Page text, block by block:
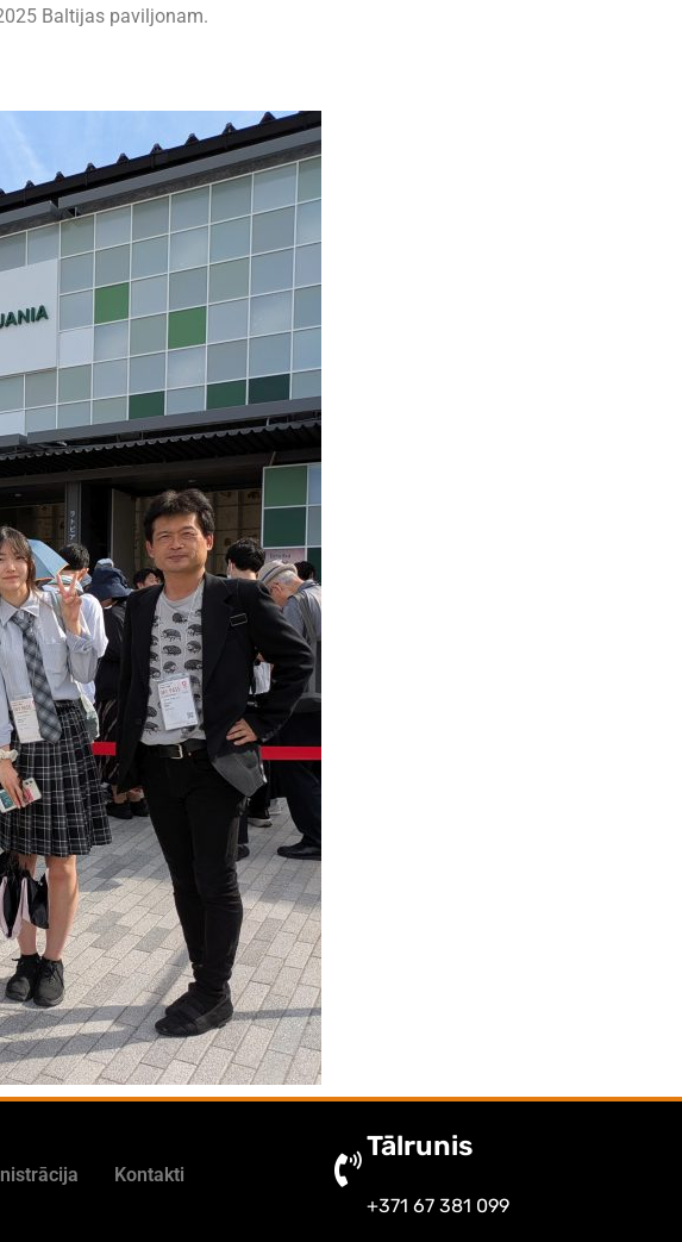
Baltijas paviljonam.
Kontakti
Tālrunis
+371 67 381 099